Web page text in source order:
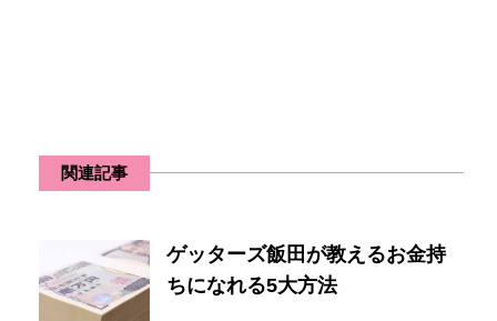
関連記事
ゲッターズ飯田が教えるお金持
ちになれる5大方法